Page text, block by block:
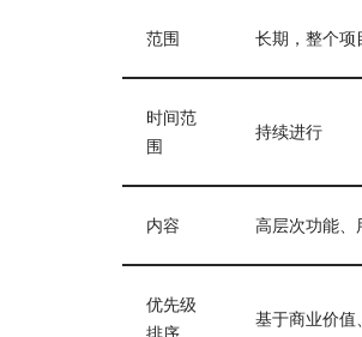
范围 长期，整个项
时间范
围
持续进行
内容 高层次功能、
优先级
基于商业价值